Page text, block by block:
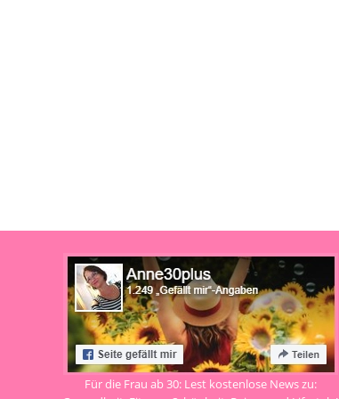
Für die Frau ab 30: Lest kostenlose News zu: